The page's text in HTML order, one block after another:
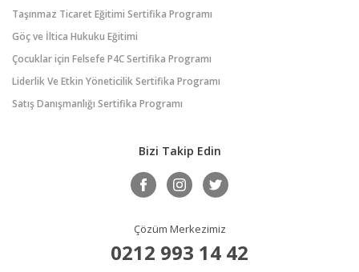
Taşınmaz Ticaret Eğitimi Sertifika Programı
Göç ve İltica Hukuku Eğitimi
Çocuklar için Felsefe P4C Sertifika Programı
Liderlik Ve Etkin Yöneticilik Sertifika Programı
Satış Danışmanlığı Sertifika Programı
Bizi Takip Edin
Çözüm Merkezimiz
0212 993 14 42